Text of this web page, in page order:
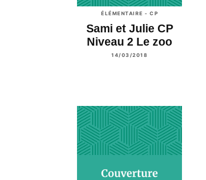
ÉLÉMENTAIRE - CP
Sami et Julie CP
Niveau 2 Le zoo
14/03/2018